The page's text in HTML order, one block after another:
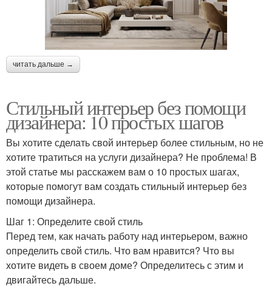
читать дальше →
Стильный интерьер без помощи
дизайнера: 10 простых шагов
Вы хотите сделать свой интерьер более стильным, но не
хотите тратиться на услуги дизайнера? Не проблема! В
этой статье мы расскажем вам о 10 простых шагах,
которые помогут вам создать стильный интерьер без
помощи дизайнера.
Шаг 1: Определите свой стиль
Перед тем, как начать работу над интерьером, важно
определить свой стиль. Что вам нравится? Что вы
хотите видеть в своем доме? Определитесь с этим и
двигайтесь дальше.